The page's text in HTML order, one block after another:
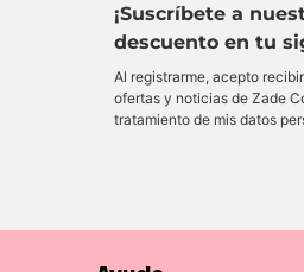
¡Suscríbete a
descuento en tu
Al registrarme, acepto
ofertas y noticias de Zade
tratamiento de mis datos